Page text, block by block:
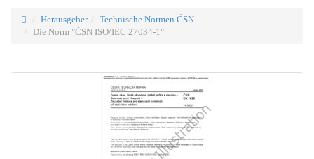
Herausgeber
Technische Normen ČSN
Die Norm "ČSN ISO/IEC 27034-1"